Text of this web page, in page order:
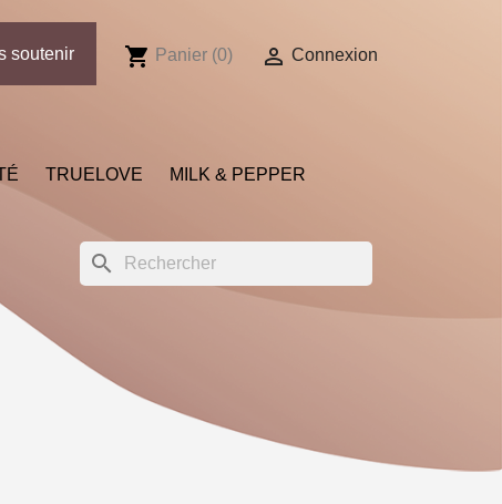
 Connexion
shopping_cart Panier (0)
soutenir
TRUELOVE MILK & PEPPER
search